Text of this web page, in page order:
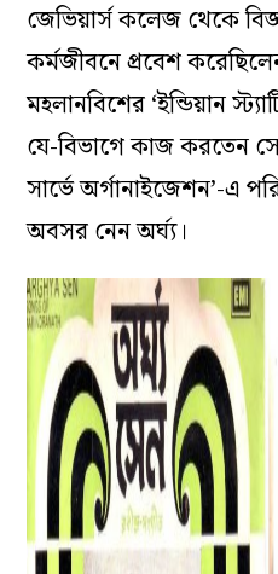
জেভিয়ার্স কলেজ থেকে
কর্মজীবনে প্রবেশ
মহলানবিশের ‘ইন্ডিয়ান
যে-বিভাগে কাজ করতেন
সার্ভে অর্গানাইজেশন’-এ
অবসর নেন অর্ঘ্য।